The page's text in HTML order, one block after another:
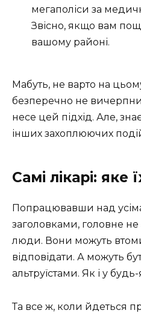
мегаполіси за
Звісно, якщо вам
вашому районі.
Мабуть, не варто на
безперечно не
несе цей підхід. Але,
інших захоплюючих
Самі лікарі: яке
Попрацювавши над
заголовками, головне не
люди. Вони можуть
відповідати. А можуть
альтруїстами. Як і у
Та все ж, коли йдеться